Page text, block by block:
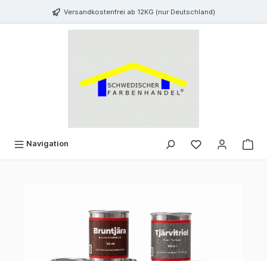
springen Versandkostenfrei ab 12KG (nur Deutschland)
Navigation